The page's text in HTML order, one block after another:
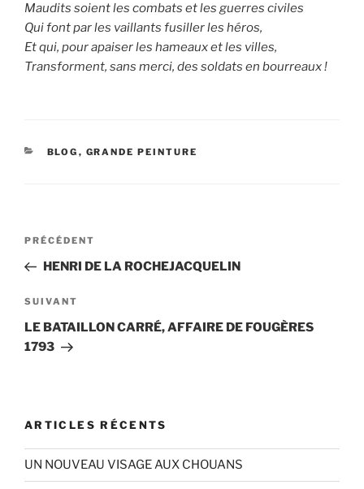
Maudits soient les combats et les guerres civiles
Qui font par les vaillants fusiller les héros,
Et qui, pour apaiser les hameaux et les villes,
Transforment, sans merci, des soldats en bourreaux !
CATÉGORIES
BLOG , GRANDE PEINTURE
Navigation
l’article
Article
précédent
PRÉCÉDENT
HENRI DE LA ROCHEJACQUELIN
Article
suivant
SUIVANT
LE BATAILLON CARRÉ, AFFAIRE DE FOUGÈRES
1793
ARTICLES RÉCENTS
UN NOUVEAU VISAGE AUX CHOUANS